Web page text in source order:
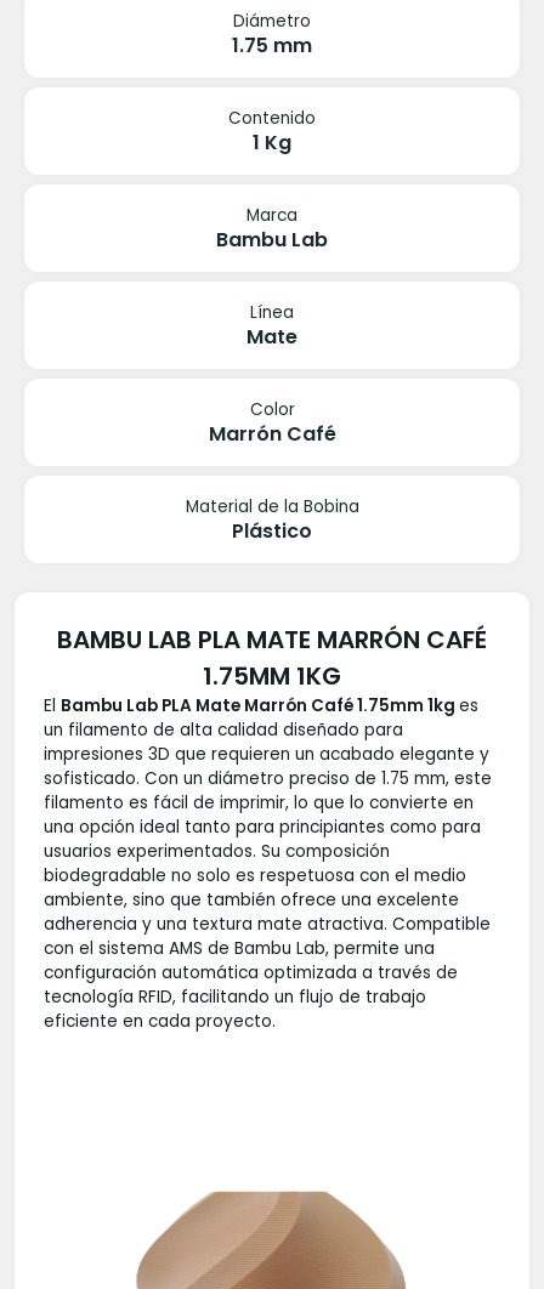
Diámetro
1.75 mm
Contenido
1 Kg
Marca
Bambu Lab
Línea
Mate
Color
Marrón Café
Material de la Bobina
Plástico
BAMBU LAB PLA MATE MARRÓN CAFÉ
1.75MM 1KG
El Bambu Lab PLA Mate Marrón Café 1.75mm 1kg es
un filamento de alta calidad diseñado para
impresiones 3D que requieren un acabado elegante y
sofisticado. Con un diámetro preciso de 1.75 mm, este
filamento es fácil de imprimir, lo que lo convierte en
una opción ideal tanto para principiantes como para
usuarios experimentados. Su composición
biodegradable no solo es respetuosa con el medio
ambiente, sino que también ofrece una excelente
adherencia y una textura mate atractiva. Compatible
con el sistema AMS de Bambu Lab, permite una
configuración automática optimizada a través de
tecnología RFID, facilitando un flujo de trabajo
eficiente en cada proyecto.